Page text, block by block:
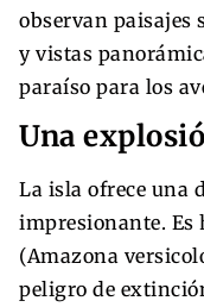
observan paisajes
y vistas
paraíso para los
Una
La isla ofrece una
impresionante. Es
(Amazona
peligro de